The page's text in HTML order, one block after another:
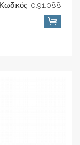
Κωδικός: 0.91.088